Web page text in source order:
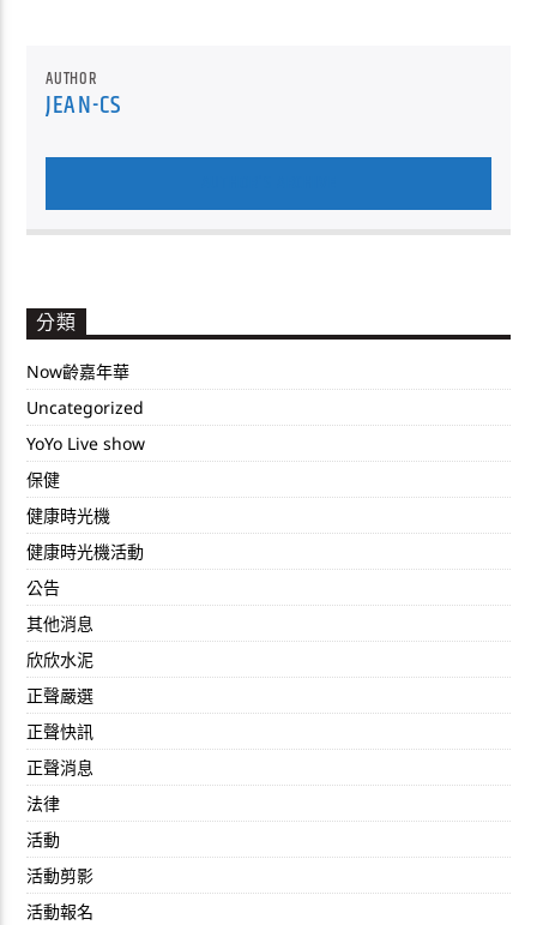
AUTHOR
JEAN-CS
分類
Now齡嘉年華
Uncategorized
YoYo Live show
保健
健康時光機
健康時光機活動
公告
其他消息
欣欣水泥
正聲嚴選
正聲快訊
正聲消息
法律
活動
活動剪影
活動報名